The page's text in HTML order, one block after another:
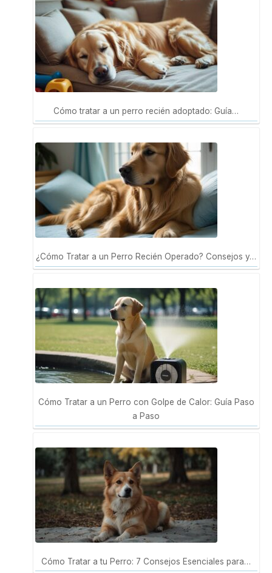
Cómo tratar a un perro recién adoptado: Guía…
¿Cómo Tratar a un Perro Recién Operado? Consejos y…
Cómo Tratar a un Perro con Golpe de Calor: Guía Paso
a Paso
Cómo Tratar a tu Perro: 7 Consejos Esenciales para…